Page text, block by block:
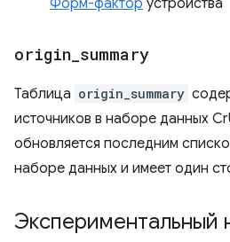
Форм-фактор устройства
origin summary
Таблица origin_summary
источников в наборе данных
обновляется последним
наборе данных и имеет один
Экспериментальный